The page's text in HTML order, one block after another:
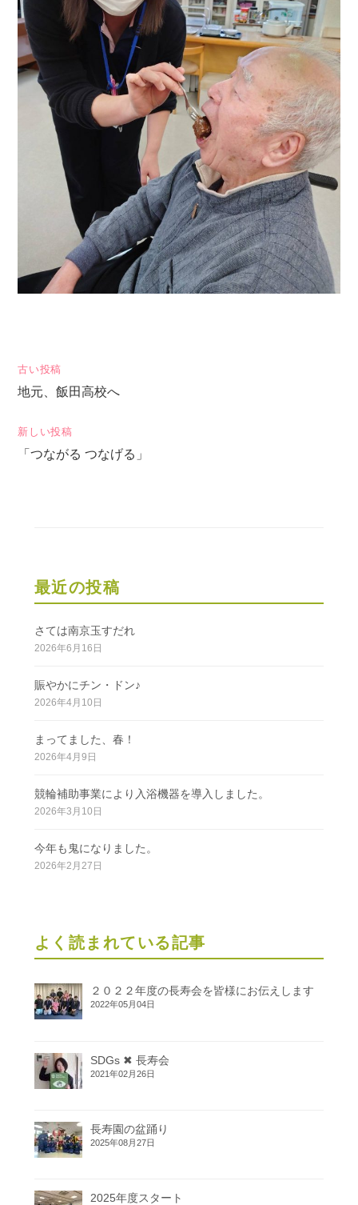
投
稿
ビ
古い投稿
地元、飯田高校へ
新しい投稿
「つながる つなげる」
最近の投稿
さては南京玉すだれ
2026年6月16日
賑やかにチン・ドン♪
2026年4月10日
まってました、春！
2026年4月9日
競輪補助事業により入浴機器を導入しました。
2026年3月10日
今年も鬼になりました。
2026年2月27日
よく読まれている記事
２０２２年度の長寿会を皆様にお伝えします
2022年05月04日
SDGs ✖ 長寿会
2021年02月26日
長寿園の盆踊り
2025年08月27日
2025年度スタート